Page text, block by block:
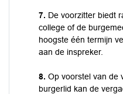
7. De voorzitter biedt
college of de
hoogste één termijn
aan de inspreker.
8. Op voorstel van de
burgerlid kan de